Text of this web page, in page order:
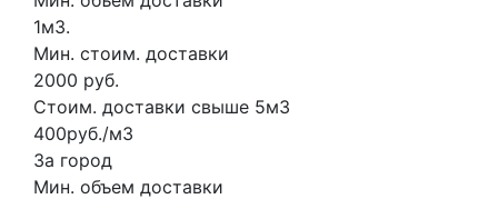
1м3.
Мин. стоим. доставки
2000 руб.
Стоим. доставки свыше 5м3
400руб./м3
За город
Мин. объем доставки